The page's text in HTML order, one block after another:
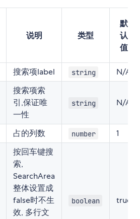
说明 类型
默
认
值
搜索项label string N/A
搜索项索
引,保证唯
一性
string N/A
占的列数 number 1
按回车键搜
索,
SearchArea
整体设置成
false时不生
效, 多行文
boolean true